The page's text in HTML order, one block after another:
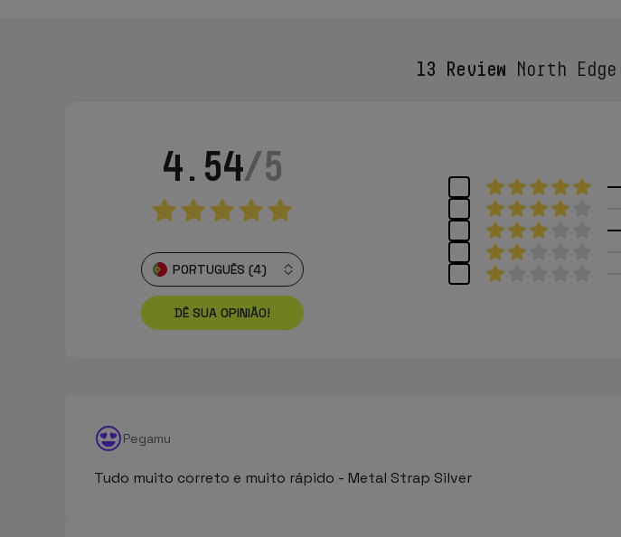
13 Review North
4.54/5
DÊ SUA OPINIÃO!
PORTUGUÊS (4)
Pegamu
Tudo muito correto e muito rápido - Metal Strap Silver